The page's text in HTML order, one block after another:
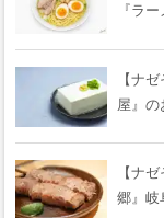
『ラ
【ナ
屋』の
【ナ
郷』岐